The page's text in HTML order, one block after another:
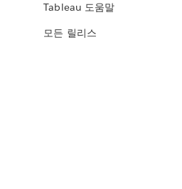
Tableau 도움말
모든 릴리스